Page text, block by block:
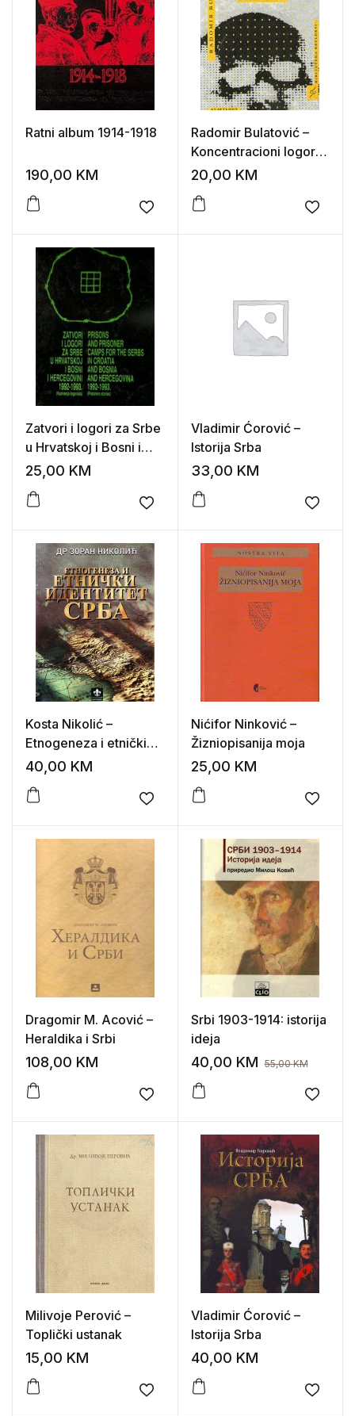
Ratni album 1914-1918
190,00 KM
Add to wishlist
Radomir Bulatović –
Koncentracioni logor
Jasenovac
20,00 KM
Add
Zatvori i logori za Srbe
u Hrvatskoj i Bosni i
Hercegovini 1992-
logoraša)
25,00 KM
Add to wishlist
Vladimir Ćorović –
Istorija Srba
33,00 KM
Add
Kosta Nikolić –
Etnogeneza i etnički
identitet Srba
40,00 KM
Add to wishlist
Nićifor Ninković –
Žizniopisanija moja
25,00 KM
Add
Dragomir M. Acović –
Heraldika i Srbi
108,00 KM
Add to wishlist
Srbi 1903-1914: istorija
ideja
40,00 KM 55,00KM
Add
Milivoje Perović –
Toplički ustanak
15,00 KM
Add to wishlist
Vladimir Ćorović –
Istorija Srba
40,00 KM
Add